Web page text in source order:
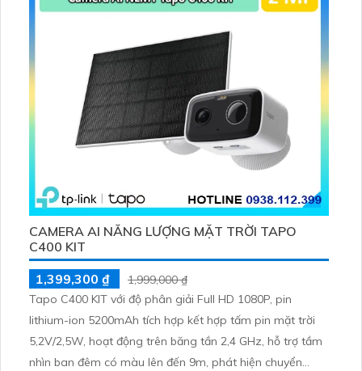
CAMERA AI NĂNG LƯỢNG MẶT TRỜI TAPO
C400 KIT
1,399,300 ₫
1,999,000 ₫
Tapo C400 KIT với độ phân giải Full HD 1080P, pin
lithium-ion 5200mAh tích hợp kết hợp tấm pin mặt trời
5,2V/2,5W, hoạt động trên băng tần 2,4 GHz, hỗ trợ tầm
nhìn ban đêm có màu lên đến 9m, phát hiện chuyển